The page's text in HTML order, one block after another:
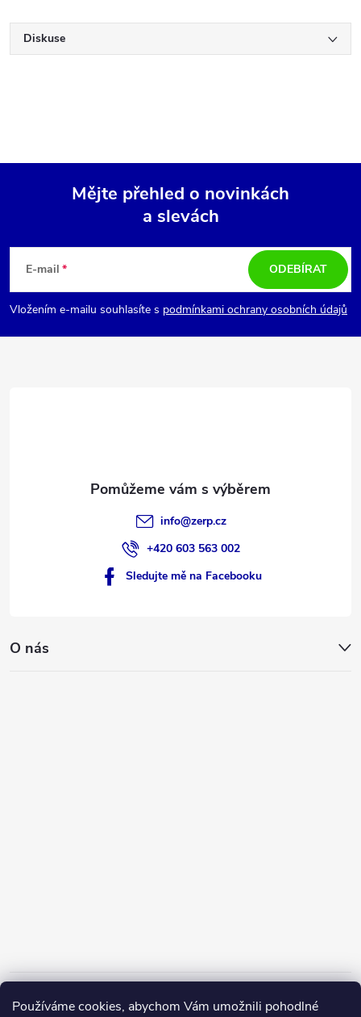
Používáme cookies, abychom Vám umožnili pohodlné
Diskuse
p
a
Mějte přehled o novinkách
a slevách
E-mail
Vložením e-mailu souhlasíte s podmínkami ochrany osobních údajů
ODEBÍRAT
info@zerp.cz
+420 603 563 002
Sledujte mě na Facebooku
O nás